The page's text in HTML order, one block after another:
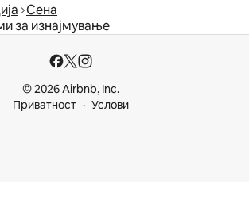
Сена
за изнајмување
© 2026 Airbnb, Inc.
Приватност
Услови